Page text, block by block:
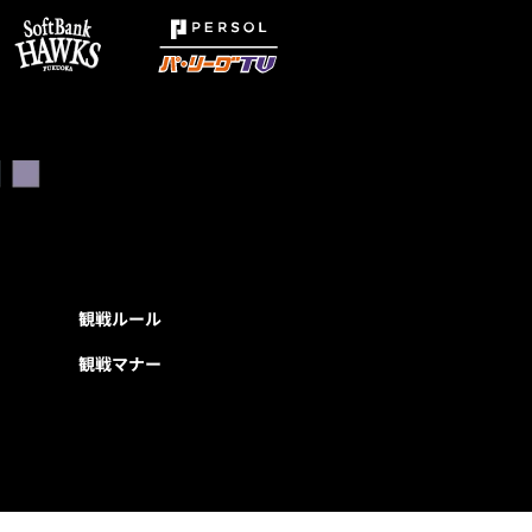
観戦ルール
観戦マナー